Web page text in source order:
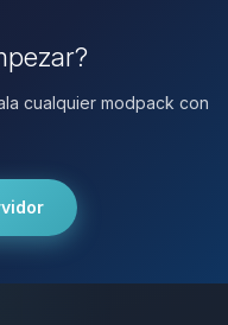
cualquier modpack con